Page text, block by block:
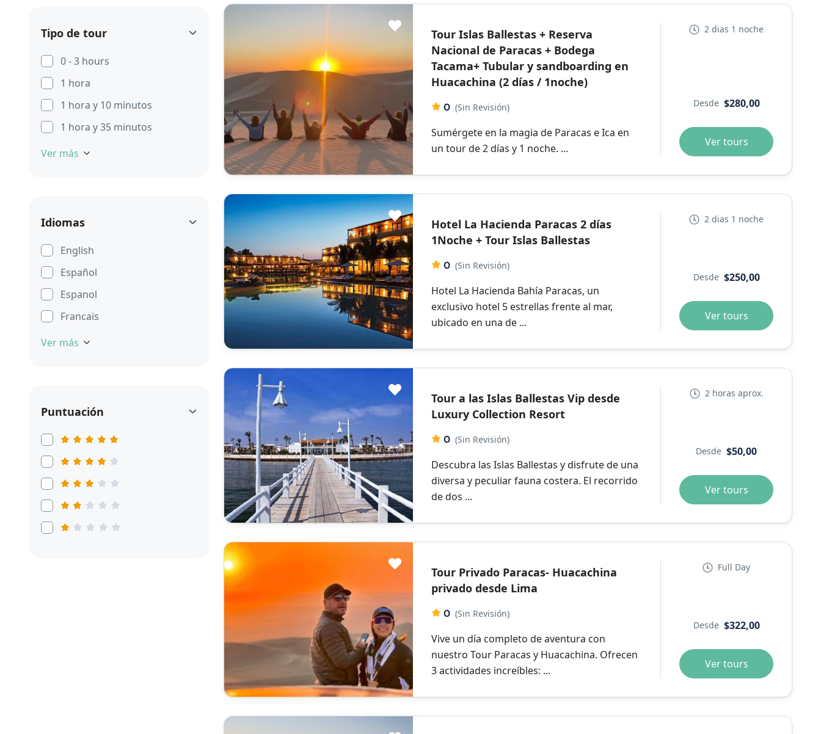
Tipo de tour
0 - 3 hours
1 hora
1 hora y 10 minutos
1 hora y 35 minutos
Ver más
Idiomas
English
Español
Espanol
Francais
Ver más
Puntuación
Tour Islas Ballestas + Reserva
Nacional de Paracas + Bodega
Tacama+ Tubular y sandboarding en
Huacachina (2 días / 1noche)
0 (Sin Revisión)
Sumérgete en la magia de Paracas e Ica en
un tour de 2 días y 1 noche. ...
2 dias 1 noche
Desde $280,00
Ver tours
Hotel La Hacienda Paracas 2 días
1Noche + Tour Islas Ballestas
0 (Sin Revisión)
Hotel La Hacienda Bahía Paracas, un
exclusivo hotel 5 estrellas frente al mar,
ubicado en una de ...
2 dias 1 noche
Desde $250,00
Ver tours
Tour a las Islas Ballestas Vip desde
Luxury Collection Resort
0 (Sin Revisión)
Descubra las Islas Ballestas y disfrute de una
diversa y peculiar fauna costera. El recorrido
de dos ...
2 horas aprox.
Desde $50,00
Ver tours
Tour Privado Paracas- Huacachina
privado desde Lima
0 (Sin Revisión)
Vive un día completo de aventura con
nuestro Tour Paracas y Huacachina. Ofrecen
3 actividades increíbles: ...
Full Day
Desde $322,00
Ver tours